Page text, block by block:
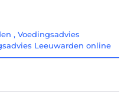
, Voedingsadvies
Leeuwarden online